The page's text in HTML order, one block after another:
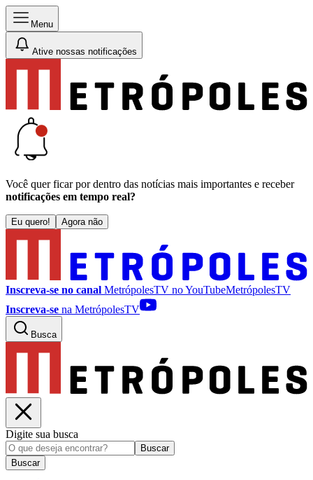
Menu
Ative nossas notificações
Você quer ficar por dentro das notícias mais importantes e receber
notificações em tempo real?
Eu quero! Agora não
Inscreva-se no canal MetrópolesTV noYouTubeMetrópolesTV
Inscreva-se na MetrópolesTV
Busca
Digite sua busca
Buscar
Buscar